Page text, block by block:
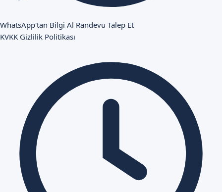
WhatsApp'tan Bilgi Al Randevu Talep Et
KVKK Gizlilik Politikası